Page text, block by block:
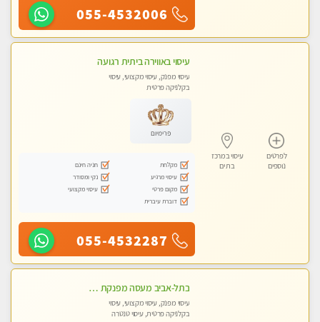
055-4532006
לפרטים
נוספים
עיסוי במרכז
בת ים
עיסוי באווירה ביתית רגועה
עיסוי מפנק, עיסוי מקצועי, עיסוי
בקלניקה פרטית
פרימיום
מקלחת
חניה חינם
עיסוי מרגיע
נקי ומסודר
מקום פרטי
עיסוי מקצועי
דוברת עיברית
055-4532287
בתל-אביב מעסה מפנקת איכותית ומקצועית
עיסוי מפנק, עיסוי מקצועי, עיסוי
בקלניקה פרטית, עיסוי טנטרה